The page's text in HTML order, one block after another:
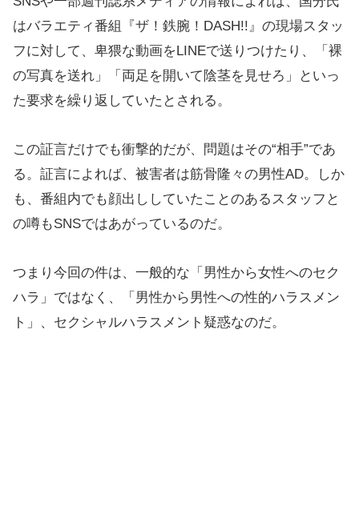
はバラエティ番組『ザ！鉄腕！DASH!!』の現場スタッ
フに対して、卑猥な動画をLINEで送りつけたり、「裸
の写真を送れ」「両足を開いて陰茎を見せろ」といっ
た要求を繰り返していたとされる。
この証言だけでも衝撃的だが、問題はその“相手”であ
る。証言によれば、被害者は筋骨隆々の男性AD。しか
も、番組内でも顔出ししていたことのあるスタッフと
の噂もSNSではあがっているのだ。
つまり今回の件は、一般的な「男性から女性へのセク
ハラ」ではなく、「男性から男性への性的ハラスメン
ト」、セクシャルハラスメント疑惑なのだ。